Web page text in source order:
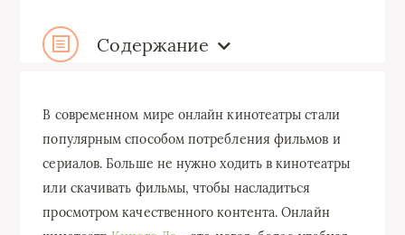
Содержание
В современном мире онлайн кинотеатры стали
популярным способом потребления фильмов и
сериалов. Больше не нужно ходить в кинотеатры
или скачивать фильмы, чтобы насладиться
просмотром качественного контента. Онлайн